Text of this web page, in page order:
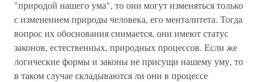
"природой нашего ума", то они могут изменяться только
с изменением природы человека, его менталитета. Тогда
вопрос их обоснования снимается, они имеют статус
законов, естественных, природных процессов. Если же
логические формы и законы не присущи нашему уму, то
в таком случае складываются ли они в процессе